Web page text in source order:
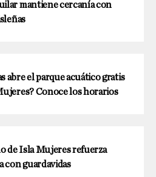
mantiene cercanía con
abre el parque acuático gratis
Conoce los horarios
de Isla Mujeres refuerza
con guardavidas